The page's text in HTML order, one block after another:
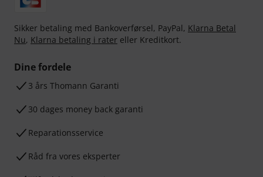
Sikker betaling med Bankoverførsel, PayPal, Klarna Betal
Nu, Klarna betaling i rater eller Kreditkort.
Dine fordele
3 års Thomann Garanti
30 dages money back garanti
Reparationsservice
Råd fra vores eksperter